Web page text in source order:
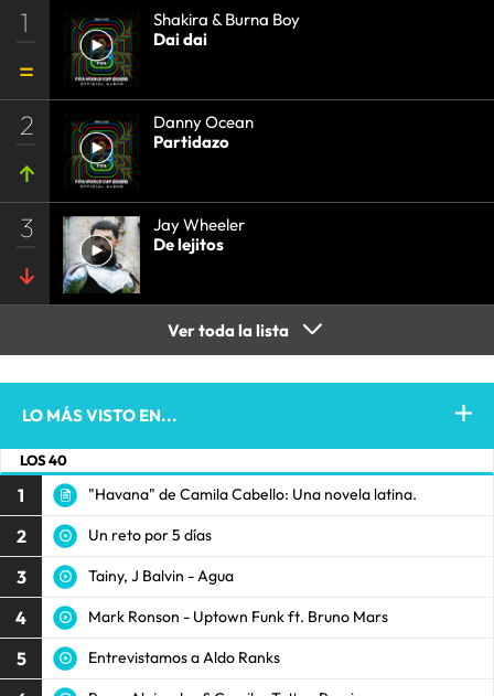
1
Shakira & Burna Boy
Dai dai
2
Danny Ocean
Partidazo
3
Jay Wheeler
De lejitos
Ver toda la lista
LO MÁS VISTO EN...
LOS 40
1 "Havana" de Camila Cabello: Una novela latina.
2 Un reto por 5 días
3 Tainy, J Balvin - Agua
4 Mark Ronson - Uptown Funk ft. Bruno Mars
5 Entrevistamos a Aldo Ranks